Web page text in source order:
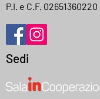
P.I. e C.F. 02651360220
Sedi